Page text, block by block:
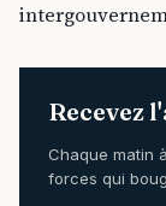
Recevez
Chaque matin
forces qui